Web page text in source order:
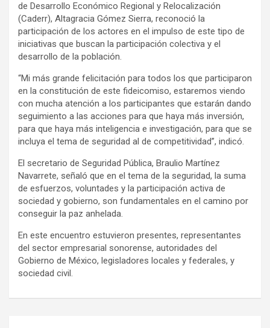
de Desarrollo Económico Regional y Relocalización
(Caderr), Altagracia Gómez Sierra, reconoció la
participación de los actores en el impulso de este tipo de
iniciativas que buscan la participación colectiva y el
desarrollo de la población.
“Mi más grande felicitación para todos los que participaron
en la constitución de este fideicomiso, estaremos viendo
con mucha atención a los participantes que estarán dando
seguimiento a las acciones para que haya más inversión,
para que haya más inteligencia e investigación, para que se
incluya el tema de seguridad al de competitividad”, indicó.
El secretario de Seguridad Pública, Braulio Martínez
Navarrete, señaló que en el tema de la seguridad, la suma
de esfuerzos, voluntades y la participación activa de
sociedad y gobierno, son fundamentales en el camino por
conseguir la paz anhelada.
En este encuentro estuvieron presentes, representantes
del sector empresarial sonorense, autoridades del
Gobierno de México, legisladores locales y federales, y
sociedad civil.